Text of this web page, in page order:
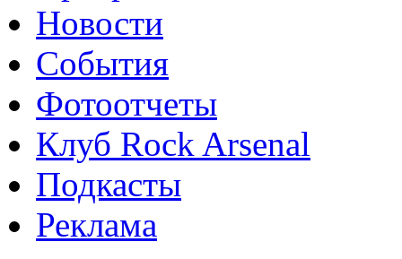
Новости
События
Фотоотчеты
Клуб Rock Arsenal
Подкасты
Реклама